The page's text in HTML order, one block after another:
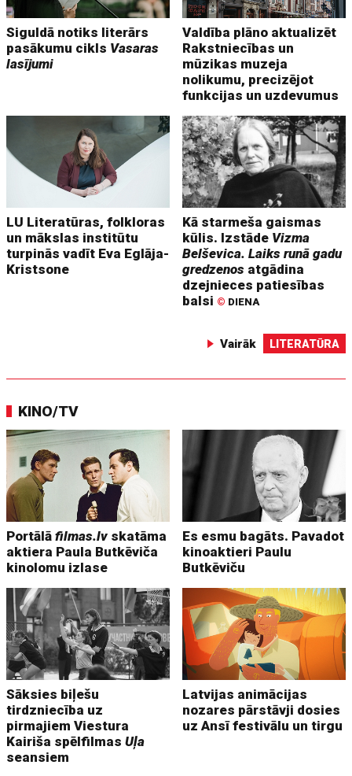
Siguldā notiks literārs
pasākumu cikls Vasaras
lasījumi
Valdība plāno aktualizēt
Rakstniecības un
mūzikas muzeja
nolikumu, precizējot
funkcijas un uzdevumus
LU Literatūras, folkloras
un mākslas institūtu
turpinās vadīt Eva Eglāja-
Kristsone
Kā starmeša gaismas
kūlis. Izstāde Vizma
Belševica. Laiks runā gadu
gredzenos atgādina
dzejnieces patiesības
balsi © DIENA
Vairāk LITERATŪRA
KINO/TV
Portālāfilmas.lv skatāma
aktiera Paula Butkēviča
kinolomu izlase
Es esmu bagāts. Pavadot
kinoaktieri Paulu
Butkēviču
Sāksies biļešu
tirdzniecība uz
pirmajiem Viestura
Kairiša spēlfilmasUļa
seansiem
Latvijas animācijas
nozares pārstāvji dosies
uz Ansī festivālu un tirgu